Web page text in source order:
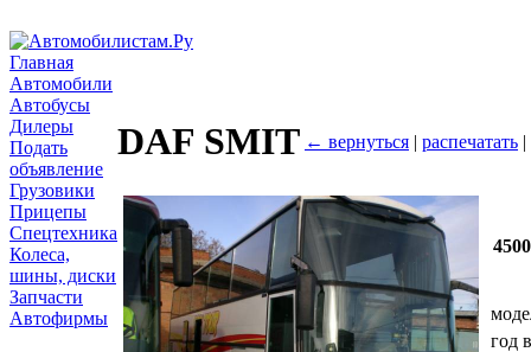
Главная
Автомобили
Автобусы
Дилеры
Подать
объявление
Грузовики
Прицепы
Спецтехника
Колеса,
шины, диски
Запчасти
Автофирмы
DAF SMIT ← вернуться | распечатать
год